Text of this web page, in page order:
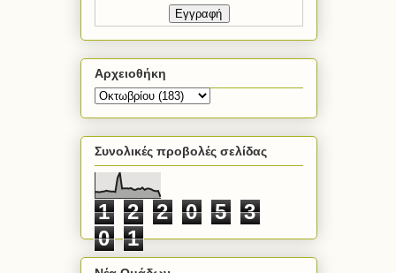
Αρχειοθήκη
Συνολικές προβολές σελίδας
1 2 2 0 5
3
0
1